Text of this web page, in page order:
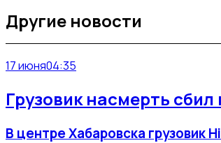
Другие новости
17 июня04:35
Грузовик насмерть
В центре Хабаровска грузовик